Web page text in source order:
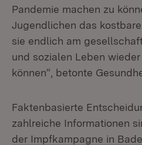
Pandemie machen zu
Jugendlichen das
sie endlich am
und sozialen Leben
können“, betonte
Faktenbasierte
zahlreiche Informationen
der Impfkampagne in